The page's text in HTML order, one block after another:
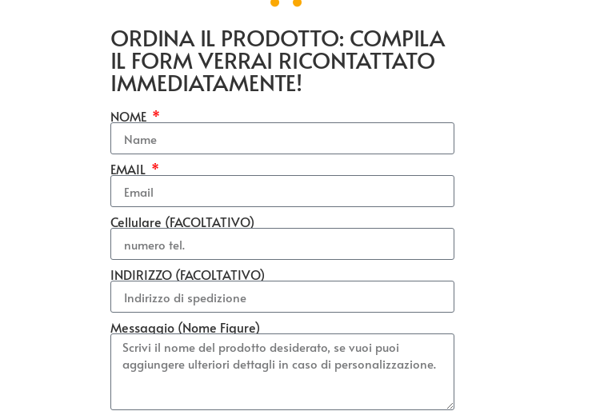
ORDINA IL PRODOTTO: COMPILA
IL FORM VERRAI RICONTATTATO
IMMEDIATAMENTE!
NOME
EMAIL
Cellulare (FACOLTATIVO)
INDIRIZZO (FACOLTATIVO)
Messaggio (Nome Figure)